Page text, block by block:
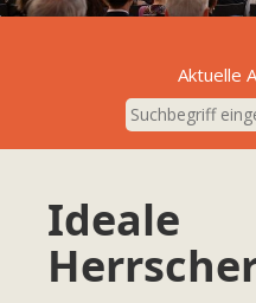
Aktuelle
Ideale